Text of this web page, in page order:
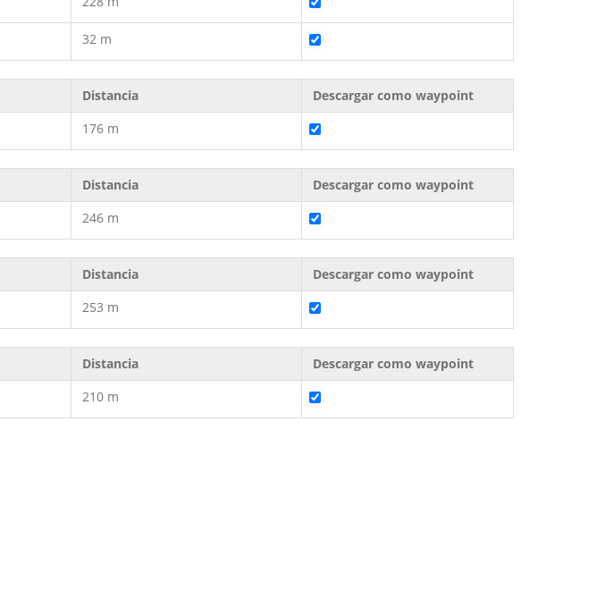
32 m
Distancia Descargar como waypoint
176 m
Distancia Descargar como waypoint
246 m
Distancia Descargar como waypoint
253 m
Distancia Descargar como waypoint
210 m